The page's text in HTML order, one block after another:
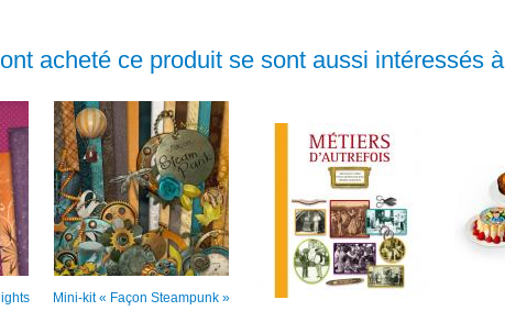
acheté ce produit se sont aussi intéressés à
Mini-kit « Façon Steampunk »